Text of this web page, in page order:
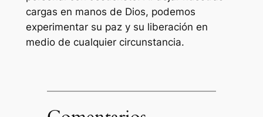
cargas en manos de Dios, podemos
experimentar su paz y su liberación en
medio de cualquier circunstancia.